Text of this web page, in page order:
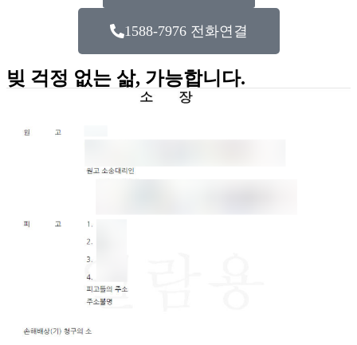
1588-7976 전화연결
빚 걱정 없는 삶, 가능합니다.